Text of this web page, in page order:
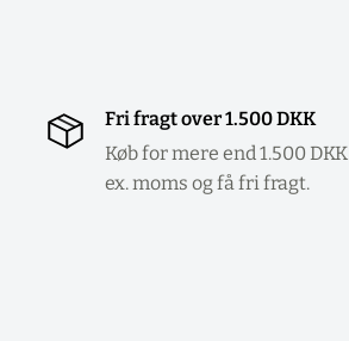
Fri fragt over 1.500 DKK
Køb for mere end 1.500 DKK
ex. moms og få fri fragt.